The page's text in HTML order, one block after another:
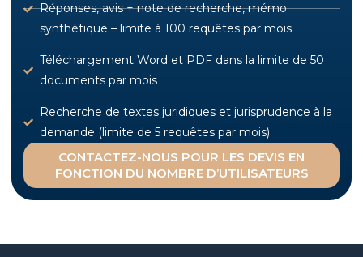
Réponses, avis + note de recherche, mémo
synthétique – limite à 100 requêtes par mois
Téléchargement Word et PDF dans la limite de 50
documents par mois
Recherche de textes juridiques et jurisprudence à la
demande (limite de 5 requêtes par mois)
CONTACTEZ-NOUS POUR LES DEVIS EN
FONCTION DU NOMBRE D’UTILISATEURS